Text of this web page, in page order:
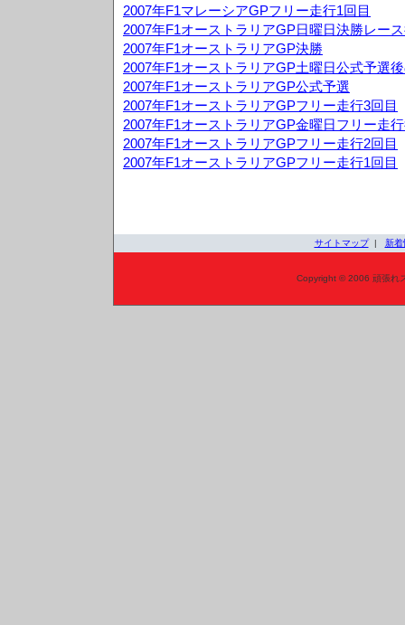
2007年F1マレーシアGPフリー走行1回目
2007年F1オーストラリアGP日曜日決勝レー
2007年F1オーストラリアGP決勝
2007年F1オーストラリアGP土曜日公式予選
2007年F1オーストラリアGP公式予選
2007年F1オーストラリアGPフリー走行3回目
2007年F1オーストラリアGP金曜日フリー走
2007年F1オーストラリアGPフリー走行2回目
2007年F1オーストラリアGPフリー走行1回目
サイトマップ| 新着
Copyright © 2006 頑張れ